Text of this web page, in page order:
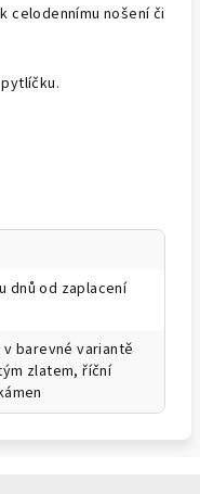
celodennímu nošení či
dnů od zaplacení
barevné variantě
zlatem, říční